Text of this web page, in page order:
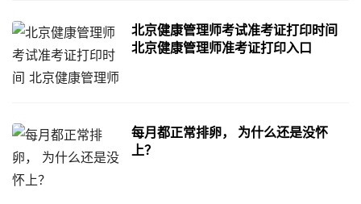
北京健康管理师考试准考证打印时间
北京健康管理师准考证打印入口
每月都正常排卵， 为什么还是没怀
上？